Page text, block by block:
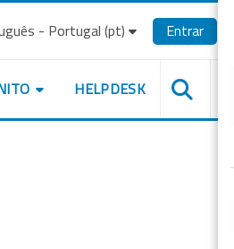
- Portugal ‎(pt)‎ Entrar
HELPDESK